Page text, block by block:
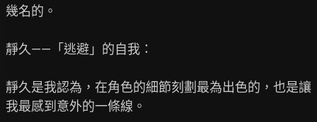
幾名的。
靜久——「逃避」的自我：
靜久是我認為，在角色的細節刻劃最為出色的，也是讓
我最感到意外的一條線。